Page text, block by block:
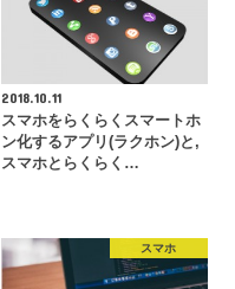
2018.10.11
スマホをらくらくスマートホ
ン化するアプリ(ラクホン)と,
スマホとらくらく…
スマホ